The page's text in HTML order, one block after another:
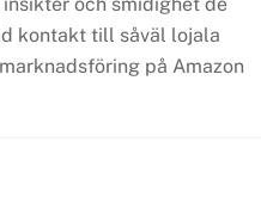
kontakt till såväl lojala
på Amazon